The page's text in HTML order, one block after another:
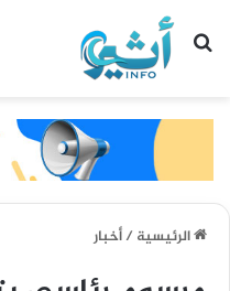
بحث عن
الرئيسية/أخبار